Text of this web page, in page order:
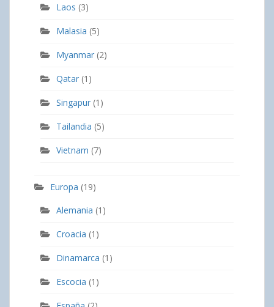
Laos (3)
Malasia (5)
Myanmar (2)
Qatar (1)
Singapur (1)
Tailandia (5)
Vietnam (7)
Europa (19)
Alemania (1)
Croacia (1)
Dinamarca (1)
Escocia (1)